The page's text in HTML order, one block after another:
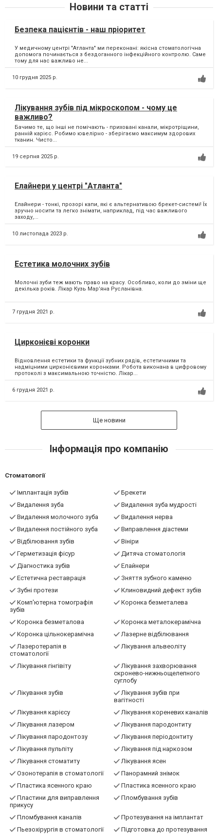
Новини та статті
Безпека пацієнтів - наш пріоритет
У медичному центрі "Атланта" ми переконані: якісна стоматологічна
допомога починається з бездоганного інфекційного контролю. Саме
тому для нас важливо не...
10 грудня 2025 р.
Лікування зубів під мікроскопом - чому це
важливо?
Бачимо те, що інші не помічають - приховані канали, мікротріщини,
ранній карієс. Робимо ювелірно - зберігаємо максимум здорових
тканин. Чисто...
19 серпня 2025 р.
Елайнери у центрі "Атланта"
Елайнери - тонкі, прозорі капи, які є альтернативою брекет-системі! Їх
зручно носити та легко знімати, наприклад, під час важливого
заходу,...
10 листопада 2023 р.
Естетика молочних зубів
Молочні зуби теж мають право на красу. Особливо, коли до зміни ще
декілька років. Лікар Кузь Мар’яна Русланівна.
7 грудня 2021 р.
Цирконієві коронки
Відновлення естетики та функції зубних рядів, естетичними та
надміцними цирконієвими коронками. Робота виконана в цифровому
протоколі з максимальною точністю. Лікар...
6 грудня 2021 р.
Ще новини
Інформація про компанію
Стоматології
Імплантація зубів
Брекети
Видалення зуба
Видалення зуба мудрості
Видалення молочного зуба
Видалення нерва
Видалення постійного зуба
Виправлення діастеми
Відбілювання зубів
Вініри
Герметизація фісур
Дитяча стоматологія
Діагностика зубів
Елайнери
Естетична реставрація
Зняття зубного каменю
Зубні протези
Клиновидний дефект зубів
Комп'ютерна томографія
зубів
Коронка безметалева
Коронка безметалова
Коронка металокерамічна
Коронка цільнокерамічна
Лазерне відбілювання
Лазеротерапія в
стоматології
Лікування альвеоліту
Лікування гінгівіту
Лікування захворювання
скронево-нижньощелепного
суглобу
Лікування зубів
Лікування зубів при
вагітності
Лікування карієсу
Лікування кореневих каналів
Лікування лазером
Лікування пародонтиту
Лікування пародонтозу
Лікування періодонтиту
Лікування пульпіту
Лікування під наркозом
Лікування стоматиту
Лікування ясен
Озонотерапія в стоматології
Панорамний знімок
Пластика ясенного краю
Пластика ясенного краю
Пластини для виправлення
прикусу
Пломбування зубів
Пломбування каналів
Протезування на імплантат
Пьезохірургія в стоматології
Підготовка до протезування